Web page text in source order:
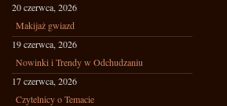
20 czerwca, 2026
Makijaż gwiazd
19 czerwca, 2026
Nowinki i Trendy w Odchudzaniu
17 czerwca, 2026
Czytelnicy o Temacie